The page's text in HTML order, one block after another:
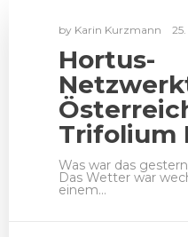
by Karin Kurzmann
Hortus-
Trifolium
Was war das
Das Wetter war
einem…